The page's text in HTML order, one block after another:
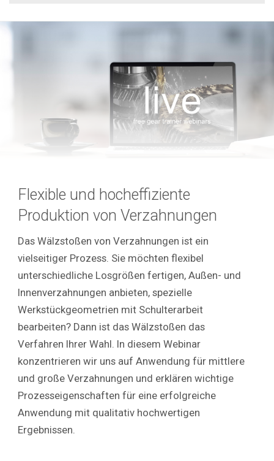
Flexible und hocheffiziente
Produktion von Verzahnungen
Das Wälzstoßen von Verzahnungen ist ein
vielseitiger Prozess. Sie möchten flexibel
unterschiedliche Losgrößen fertigen, Außen- und
Innenverzahnungen anbieten, spezielle
Werkstückgeometrien mit Schulterarbeit
bearbeiten? Dann ist das Wälzstoßen das
Verfahren Ihrer Wahl. In diesem Webinar
konzentrieren wir uns auf Anwendung für mittlere
und große Verzahnungen und erklären wichtige
Prozesseigenschaften für eine erfolgreiche
Anwendung mit qualitativ hochwertigen
Ergebnissen.